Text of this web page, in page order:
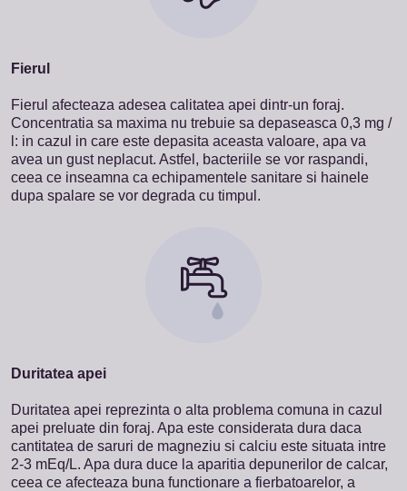
Fierul
Fierul afecteaza adesea calitatea apei dintr-un foraj.
Concentratia sa maxima nu trebuie sa depaseasca 0,3 mg /
l: in cazul in care este depasita aceasta valoare, apa va
avea un gust neplacut. Astfel, bacteriile se vor raspandi,
ceea ce inseamna ca echipamentele sanitare si hainele
dupa spalare se vor degrada cu timpul.
Duritatea apei
Duritatea apei reprezinta o alta problema comuna in cazul
apei preluate din foraj. Apa este considerata dura daca
cantitatea de saruri de magneziu si calciu este situata intre
2-3 mEq/L. Apa dura duce la aparitia depunerilor de calcar,
ceea ce afecteaza buna functionare a fierbatoarelor, a